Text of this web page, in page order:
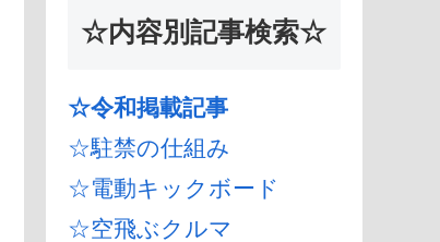
☆内容別記事検索☆
☆令和掲載記事
☆駐禁の仕組み
☆電動キックボード
☆空飛ぶクルマ